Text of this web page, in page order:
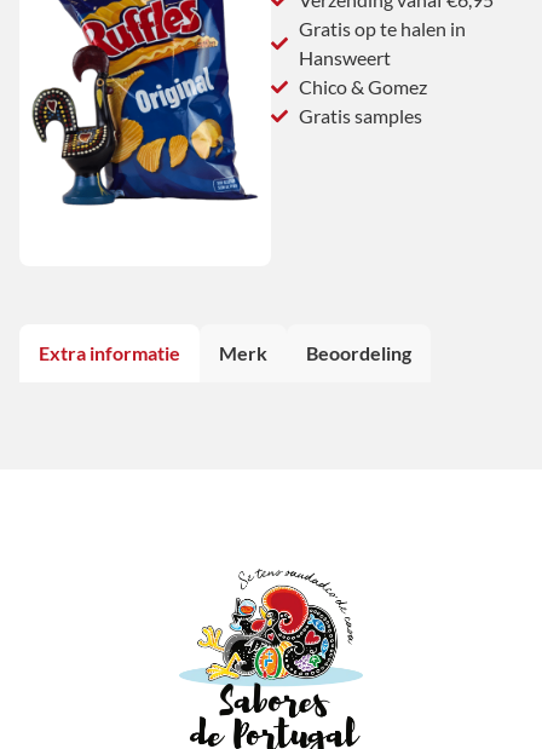
Gratis op te halen in
Hansweert
Chico & Gomez
Gratis samples
Extra informatie Merk Beoordeling